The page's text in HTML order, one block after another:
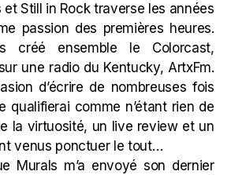
et Still in Rock traverse les années
passion des premières heures.
créé ensemble le Colorcast,
une radio du Kentucky, ArtxFm.
d’écrire de nombreuses fois
qualifierai comme n’étant rien de
la virtuosité, un live reviewet un
venus ponctuer le tout…
Murals m’a envoyé son dernier